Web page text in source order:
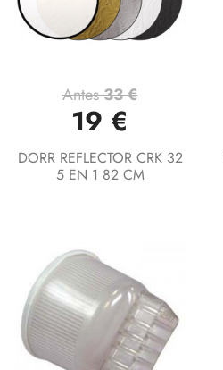
Antes33 €
19 €
DORR REFLECTOR CRK 32
5 EN 1 82 CM